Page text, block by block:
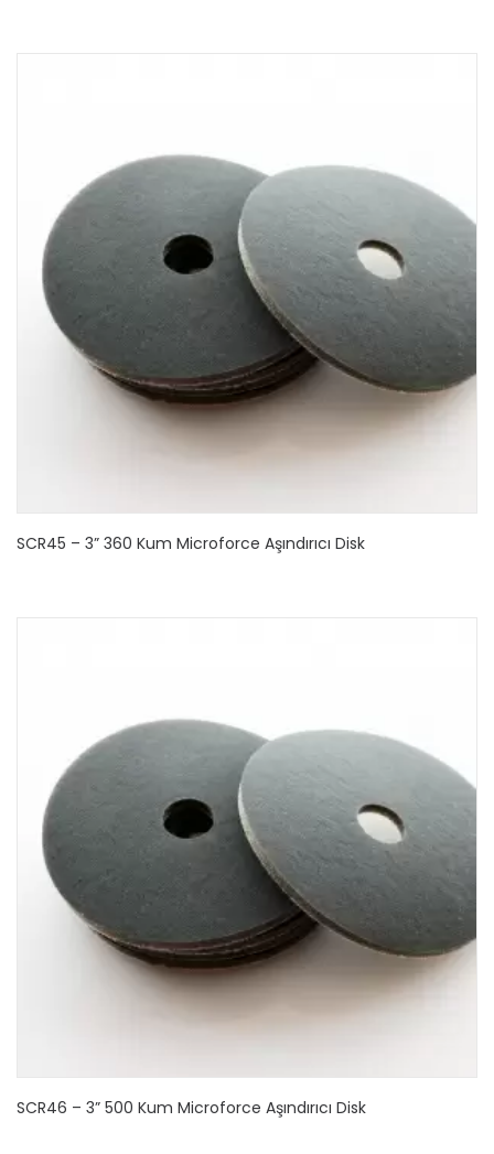
SCR45 – 3” 360 Kum Microforce Aşındırıcı Disk
SCR46 – 3” 500 Kum Microforce Aşındırıcı Disk